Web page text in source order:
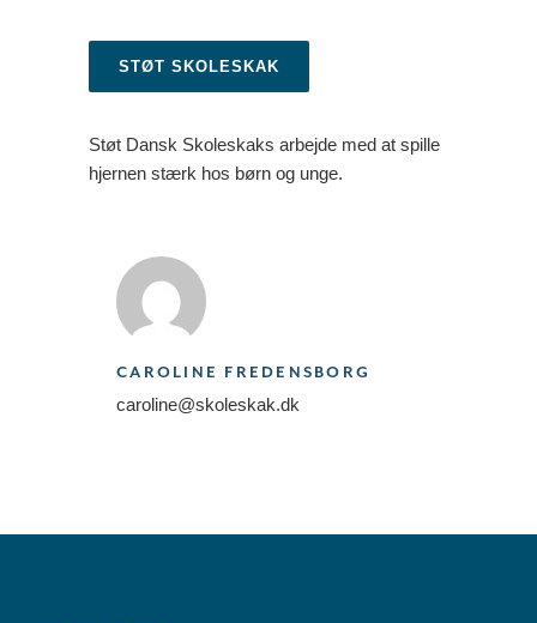
STØT SKOLESKAK
Støt Dansk Skoleskaks arbejde med at spille
hjernen stærk hos børn og unge.
CAROLINE FREDENSBORG
caroline@skoleskak.dk